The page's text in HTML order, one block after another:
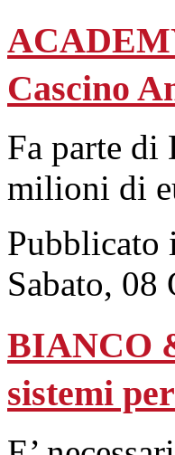
Cascino
Fa parte di
milioni di
Pubblicato
Sabato, 08
BIANCO
sistemi